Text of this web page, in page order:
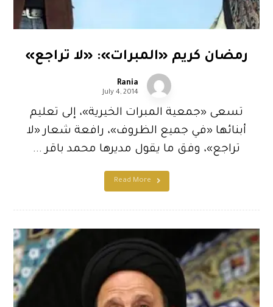
رمضان كريم «المبرات»: «لا تراجع»
Rania
July 4, 2014
تسعى «جمعية المبرات الخيرية»، إلى تعليم
أبنائها «في جميع الظروف»، رافعة شعار «لا
تراجع»، وفق ما يقول مديرها محمد باقر ...
Read More